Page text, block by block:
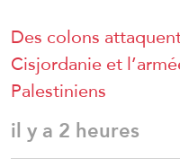
Des colons
Cisjordanie et
Palestiniens
il y a 2 heures